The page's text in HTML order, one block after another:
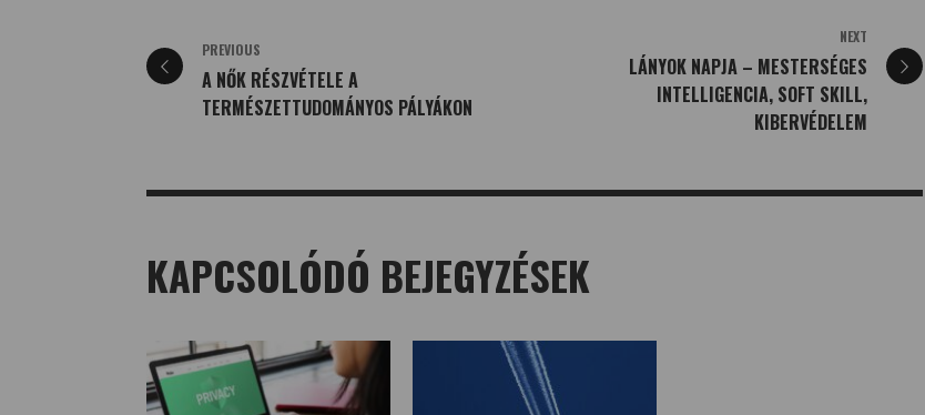
PREVIOUS
A NŐK RÉSZVÉTELE A
TERMÉSZETTUDOMÁNYOS PÁLYÁKON
NEXT
LÁNYOK NAPJA – MESTERSÉGES
INTELLIGENCIA, SOFT SKILL,
KIBERVÉDELEM
KAPCSOLÓDÓ BEJEGYZÉSEK